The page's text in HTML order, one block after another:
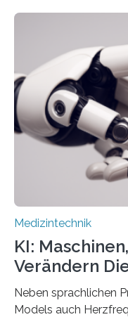
Entwicklung der
HSHL verantwortet
sowie die KI-
die Entwicklung
Assistenzsystems,
kontinuierlich erfasst,
und in Notfällen
Medizintechnik
KI:
Verändern
Neben sprachlichen
Models auch